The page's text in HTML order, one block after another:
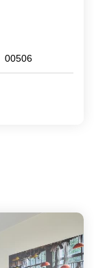
00506